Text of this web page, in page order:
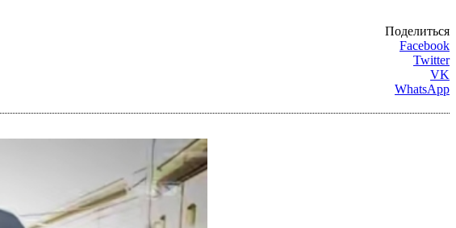
Поделиться
Facebook
Twitter
VK
WhatsApp